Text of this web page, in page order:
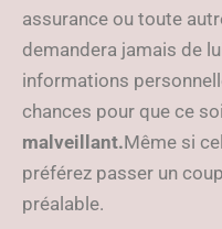
assurance ou toute
demandera jamais de
informations
chances pour que ce
malveillant.Même si
préférez passer un
préalable.